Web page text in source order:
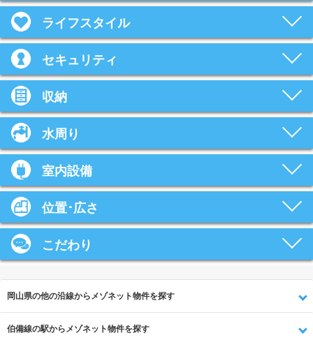
ライフスタイル
セキュリティ
収納
水周り
室内設備
位置･広さ
こだわり
岡山県の他の沿線からメゾネット物件を探す
伯備線の駅からメゾネット物件を探す